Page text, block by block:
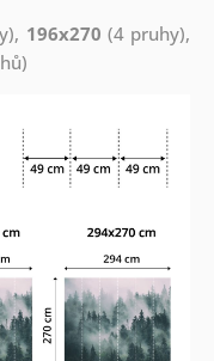
196x270 (4 pruhy),